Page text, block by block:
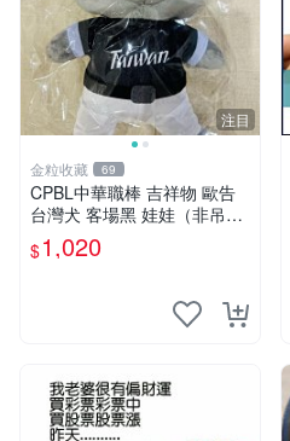
注目
金粒收藏 69
CPBL中華職棒 吉祥物 歐告
台灣犬 客場黑 娃娃（非吊
飾）
$1,020